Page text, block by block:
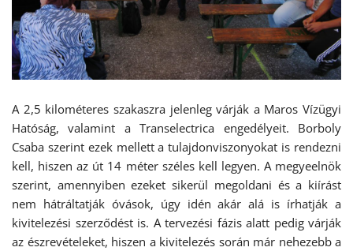
A 2,5 kilométeres szakaszra jelenleg várják a Maros Vízügyi
Hatóság, valamint a Transelectrica engedélyeit. Borboly
Csaba szerint ezek mellett a tulajdonviszonyokat is rendezni
kell, hiszen az út 14 méter széles kell legyen. A megyeelnök
szerint, amennyiben ezeket sikerül megoldani és a kiírást
nem hátráltatják óvások, úgy idén akár alá is írhatják a
kivitelezési szerződést is. A tervezési fázis alatt pedig várják
az észrevételeket, hiszen a kivitelezés során már nehezebb a